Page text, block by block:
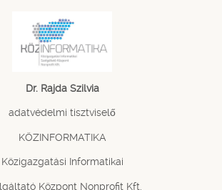
Dr. Rajda Szilvia
adatvédelmi tisztviselő
KÖZINFORMATIKA
Közigazgatási Informatikai
Központ Nonprofit Kft.